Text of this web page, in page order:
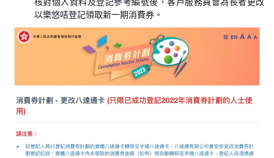
以樂悠咭登記領取新一期消費券。